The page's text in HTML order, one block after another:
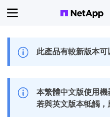
此產品有較新版本可
本繁體中文版使用機
若與英文版本牴觸，